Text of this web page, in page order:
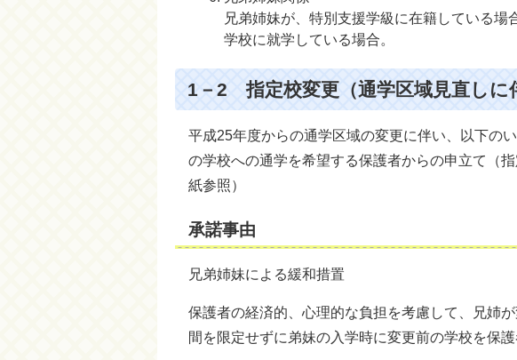
兄弟姉妹が、特別支援学級に在籍している
学校に就学している場合。
1－2 指定校変更（通学区域見直しに
平成25年度からの通学区域の変更に伴い、以下の
の学校への通学を希望する保護者からの申立て（
紙参照）
承諾事由
兄弟姉妹による緩和措置
保護者の経済的、心理的な負担を考慮して、兄姉
間を限定せずに弟妹の入学時に変更前の学校を保